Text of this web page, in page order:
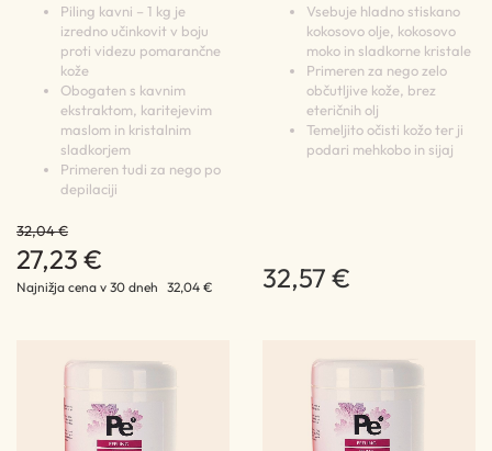
Piling kavni – 1 kg je
izredno učinkovit v boju
proti videzu pomarančne
kože
Obogaten s kavnim
ekstraktom, karitejevim
maslom in kristalnim
sladkorjem
Primeren tudi za nego po
depilaciji
32,04 €
27,23 €
Najnižja cena v 30 dneh 32,04 €
Vsebuje hladno stiskano
kokosovo olje, kokosovo
moko in sladkorne kristale
Primeren za nego zelo
občutljive kože, brez
eteričnih olj
Temeljito očisti kožo ter ji
podari mehkobo in sijaj
32,57 €